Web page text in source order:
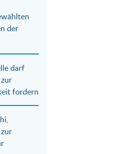
der
darf
fordern